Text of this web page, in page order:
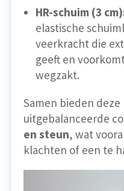
HR-schuim (3
elastische
veerkracht die
geeft en
wegzakt.
Samen bieden
uitgebalanceerde
en steun, wat
klachten of een te